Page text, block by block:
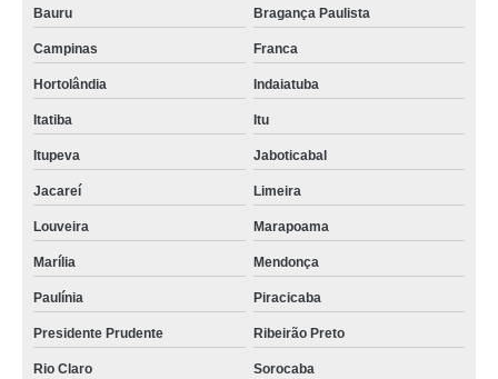
Bauru Bragança Paulista
Campinas Franca
Hortolândia Indaiatuba
Itatiba Itu
Itupeva Jaboticabal
Jacareí Limeira
Louveira Marapoama
Marília Mendonça
Paulínia Piracicaba
Presidente Prudente Ribeirão Preto
Rio Claro Sorocaba